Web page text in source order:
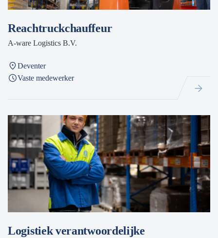
Reachtruckchauffeur
A-ware Logistics B.V.
Deventer
Vaste medewerker
Logistiek verantwoordelijke